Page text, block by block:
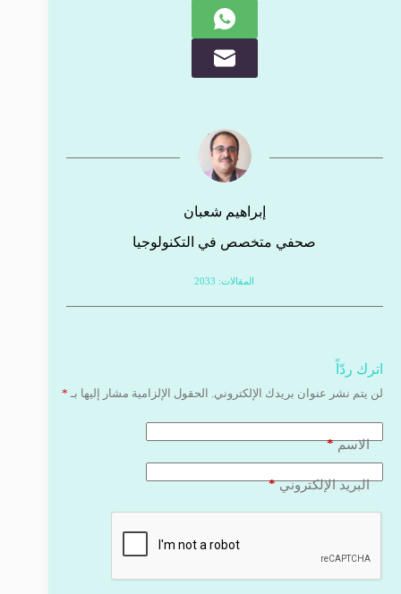
إبراهيم شعبان
صحفي متخصص في التكنولوجيا
المقالات: 2033
اترك ردّاً
لن يتم نشر عنوان بريدك الإلكتروني. الحقول الإلزامية مشار إليها بـ *
الاسم*
البريد الإلكتروني*